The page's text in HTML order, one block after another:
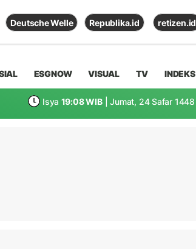
Deutsche Welle Republika.id retizen.id
ESGNOW VISUAL TV INDEKS
Isya 19:08 WIB | Jumat, 24 Safar 1448